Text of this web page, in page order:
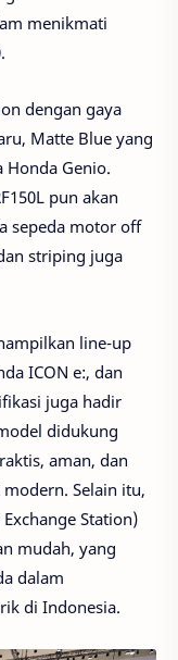
menikmati
dengan gaya
Matte Blue yang
Honda Genio.
pun akan
sepeda motor off
striping juga
line-up
ICON e:, dan
juga hadir
didukung
aman, dan
Selain itu,
Station)
mudah, yang
dalam
di Indonesia.